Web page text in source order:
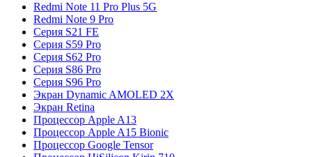
Redmi Note 11 Pro Plus 5G
Redmi Note 9 Pro
Серия S21 FE
Серия S59 Pro
Серия S62 Pro
Серия S86 Pro
Серия S96 Pro
Экран Dynamic AMOLED 2X
Экран Retina
Процессор Apple A13
Процессор Apple A15 Bionic
Процессор Google Tensor